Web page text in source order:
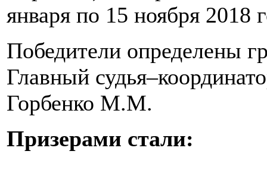
января по 15 ноября 2018
Победители определены
Главный
Горбенко М.М.
Призерами стали: